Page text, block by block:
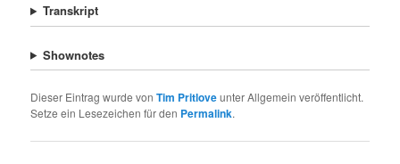
Transkript
Shownotes
Dieser Eintrag wurde vonTim Pritloveunter Allgemein veröffentlicht.
Setze ein Lesezeichen für den Permalink.